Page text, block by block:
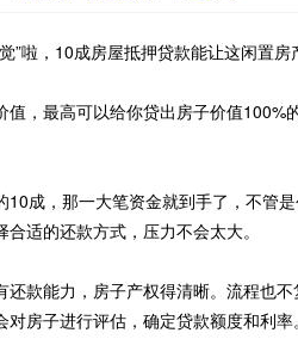
啦，10成房屋抵押贷款能让这闲置房
，最高可以给你贷出房子价值100%
成，那一大笔资金就到手了，不管
适的还款方式，压力不会太大。
款能力，房子产权得清晰。流程也不
房子进行评估，确定贷款额度和利